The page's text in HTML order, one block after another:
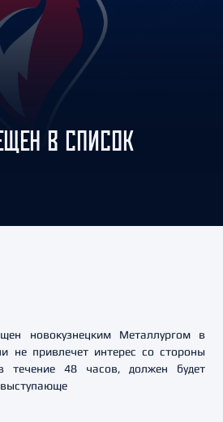
В СПИСОК
новокузнецким Металлургом в
не привлечет интерес со стороны
течение 48 часов, должен будет
выступающе